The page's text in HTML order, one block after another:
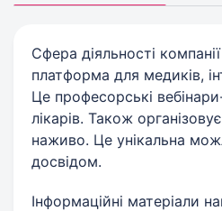
Сфера діяльності
платформа для медиків,
Це професорські
лікарів. Також
наживо. Це унікальна
досвідом.
Інформаційні матеріали